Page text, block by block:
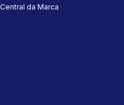
Central da Marca